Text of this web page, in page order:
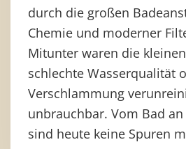
durch die großen
Chemie und moderner
Mitunter waren die
schlechte Wasserqualität
Verschlammung
unbrauchbar. Vom Bad
sind heute keine Spuren